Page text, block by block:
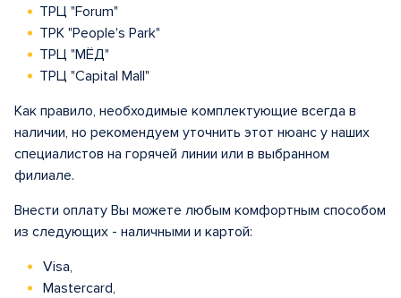
ТРЦ "Forum"
ТРК "People's Park"
ТРЦ "МЁД"
ТРЦ "Capital Mall"
Как правило, необходимые комплектующие всегда в
наличии, но рекомендуем уточнить этот нюанс у наших
специалистов на горячей линии или в выбранном
филиале.
Внести оплату Вы можете любым комфортным способом
из следующих - наличными и картой:
Visa,
Mastercard,